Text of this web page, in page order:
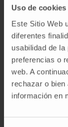
Uso de cookies
Este Sitio Web
diferentes
usabilidad de
preferencias o
web. A
rechazar o
información en
Si quiere
contacte